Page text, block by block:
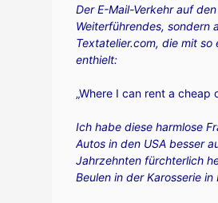
Der E-Mail-Verkehr auf
Weiterführendes, sondern
Textatelier.com, die mit
enthielt:
„Where I can rent a cheap
Ich habe diese harmlose
Autos in den USA besser
Jahrzehnten fürchterlich
Beulen in der Karosserie